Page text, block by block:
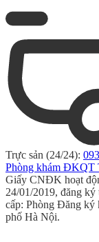
Trực sản (24/24):
Phòng khám ĐKQT
Giấy CNĐK hoạt
24/01/2019, đăng
cấp: Phòng Đăng ký
phố Hà Nội.